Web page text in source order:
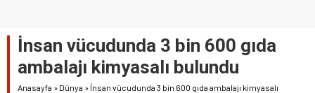
İnsan vücudunda 3 bin 600 gıda
ambalajı kimyasalı bulundu
Anasayfa » Dünya » İnsan vücudunda 3 bin 600 gıda ambalajı kimyasalı